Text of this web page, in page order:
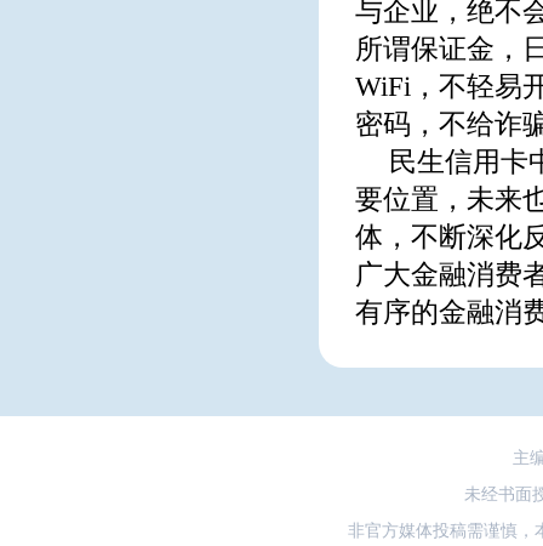
与企业，绝不
所谓保证金，
WiFi，不轻易
密码，不给诈
民生信用卡
要位置，未来
体，不断深化
广大金融消费
有序的金融消
主
未经书面
非官方媒体投稿需谨慎，